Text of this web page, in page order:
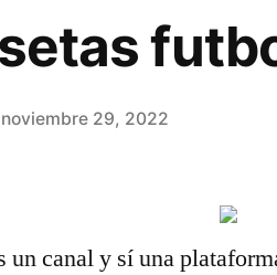
noviembre 29, 2022
un canal y sí una